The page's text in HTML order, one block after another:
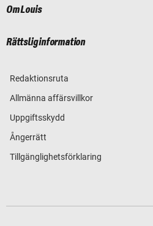
Om Louis
Rättslig information
Redaktionsruta
Allmänna affärsvillkor
Uppgiftsskydd
Ångerrätt
Tillgänglighetsförklaring